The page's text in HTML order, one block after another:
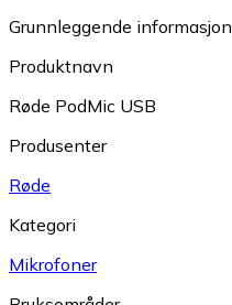
Grunnleggende informasjon
Produktnavn
Røde PodMic USB
Produsenter
Røde
Kategori
Mikrofoner